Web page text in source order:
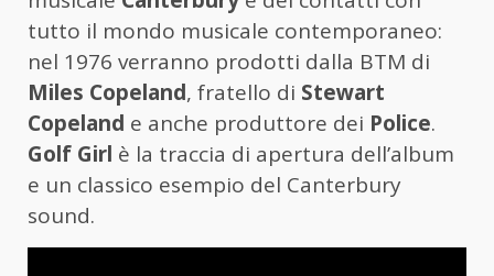
tutto il mondo musicale contemporaneo:
nel 1976 verranno prodotti dalla BTM di
Miles Copeland, fratello di Stewart
Copeland e anche produttore dei Police.
Golf Girl è la traccia di apertura dell’album
e un classico esempio del Canterbury
sound.